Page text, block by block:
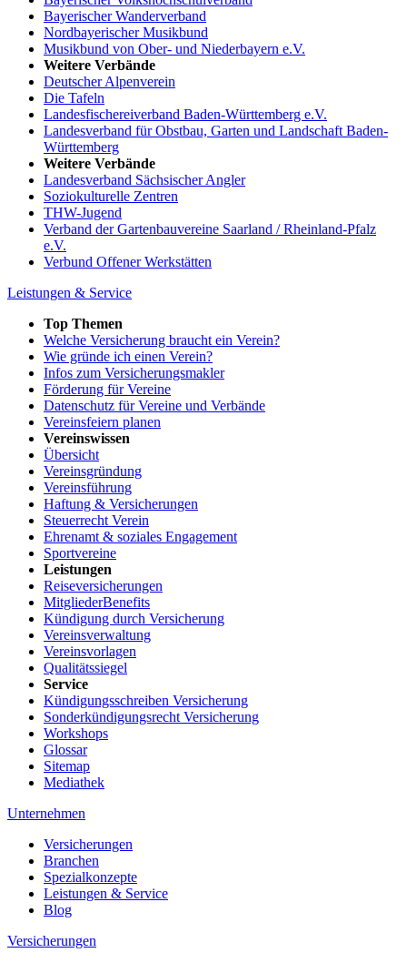
Bayerischer Wanderverband
Nordbayerischer Musikbund
Musikbund von Ober- und Niederbayern e.V.
Weitere Verbände
Deutscher Alpenverein
Die Tafeln
Landesfischereiverband Baden-Württemberg e.V.
Landesverband für Obstbau, Garten und Landschaft Baden-
Württemberg
Weitere Verbände
Landesverband Sächsischer Angler
Soziokulturelle Zentren
THW-Jugend
Verband der Gartenbauvereine Saarland / Rheinland-Pfalz
e.V.
Verbund Offener Werkstätten
Leistungen & Service
Top Themen
Welche Versicherung braucht ein Verein?
Wie gründe ich einen Verein?
Infos zum Versicherungsmakler
Förderung für Vereine
Datenschutz für Vereine und Verbände
Vereinsfeiern planen
Vereinswissen
Übersicht
Vereinsgründung
Vereinsführung
Haftung & Versicherungen
Steuerrecht Verein
Ehrenamt & soziales Engagement
Sportvereine
Leistungen
Reiseversicherungen
MitgliederBenefits
Kündigung durch Versicherung
Vereinsverwaltung
Vereinsvorlagen
Qualitätssiegel
Service
Kündigungsschreiben Versicherung
Sonderkündigungsrecht Versicherung
Workshops
Glossar
Sitemap
Mediathek
Unternehmen
Versicherungen
Branchen
Spezialkonzepte
Leistungen & Service
Blog
Versicherungen